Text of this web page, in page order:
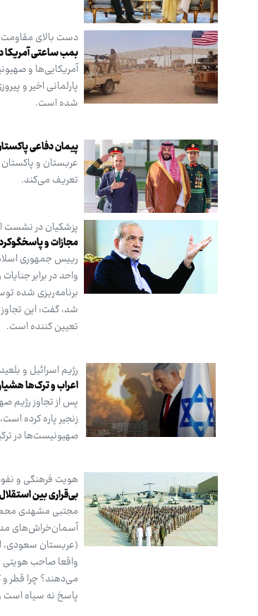
دست بالای
بمب ساعتی آمریکا
آمریکایی‌ها و
پارلمانی اخیر و
شده است.
پیمان دفاعی
عربستان و
تعریف می‌کند.
پزشکیان در نشست
مجازات و
رییس جمهوری
برنامه‌ریزی شده
شد، گفت: این
تعیین کننده است.
رژیم اسرائیل و
اعراب و ترک‌ها
پس از تجاوز رژیم
زنجیر پاره کرده
صهیونیست‌ها در
هویت فرهنگی و
بی‌قراری بین
مجتبی مشهدی
آسمان‌خراش‌های
(عربستان سعودی،
واقعا صاحب هویتی
می‌دهند؟ چرا قطر
پاسخ نه سیاه است